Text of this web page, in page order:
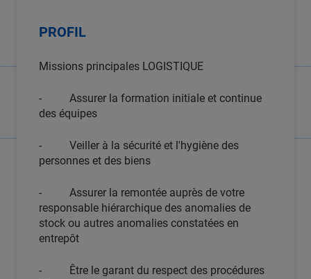
PROFIL
Missions principales LOGISTIQUE
- Assurer la formation initiale et continue
des équipes
- Veiller à la sécurité et l'hygiène des
personnes et des biens
- Assurer la remontée auprès de votre
responsable hiérarchique des anomalies de
stock ou autres anomalies constatées en
entrepôt
- Être le garant du respect des procédures